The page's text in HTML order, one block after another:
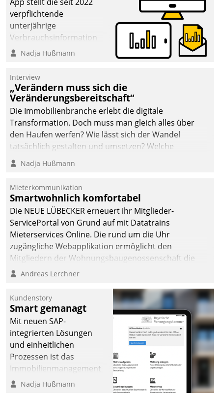
verpflichtende
unterjährige
Verbrauchsinformation
schnell, zuverlässig und
Die monatlichen
Mitteilungen zum
Heizungs- und
Wasserverbrauch gehen
automatisiert, vollständig
und auf Wunsch über
mehrere zuvor
Kommunikationswege bei
Nadja Hußmann
Interview
„Verändern muss sich die
Veränderungsbereitschaft“
Die Immobilienbranche erlebt die digitale
Transformation. Doch muss man gleich alles über
den Haufen werfen? Wie lässt sich der Wandel
tatsächlich gestalten und umsetzen? Welche
Argumente zählen wirklich?
Nadja Hußmann
Mieterkommunikation
Smartwohnlich komfortabel
Die NEUE LÜBECKER erneuert ihr Mitglieder-
ServicePortal von Grund auf mit Datatrains
Mieterservices Online. Die rund um die Uhr
zugängliche Webapplikation ermöglicht den
Mitgliedern der Wohnungs­bau­genossenschaft die
Kontaktaufnahme per Smartphone, Tablet oder PC.
Andreas Lerchner
Kundenstory
Smart gemanagt
Mit neuen SAP-
integrierten Lösungen
und einheitlichen
Prozessen ist das
Immobilienmanagement
der Bayerischen
Nadja Hußmann